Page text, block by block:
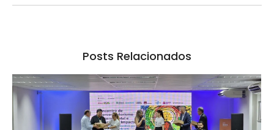
Posts Relacionados